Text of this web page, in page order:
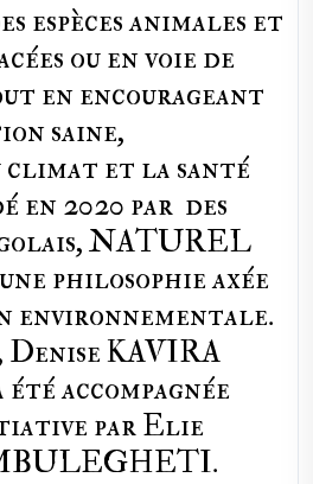
espèces animales et
ou en voie de
en encourageant
saine,
climat et la santé
en 2020 par des
NATUREL
philosophie axée
environnementale.
KAVIRA
accompagnée
par Elie